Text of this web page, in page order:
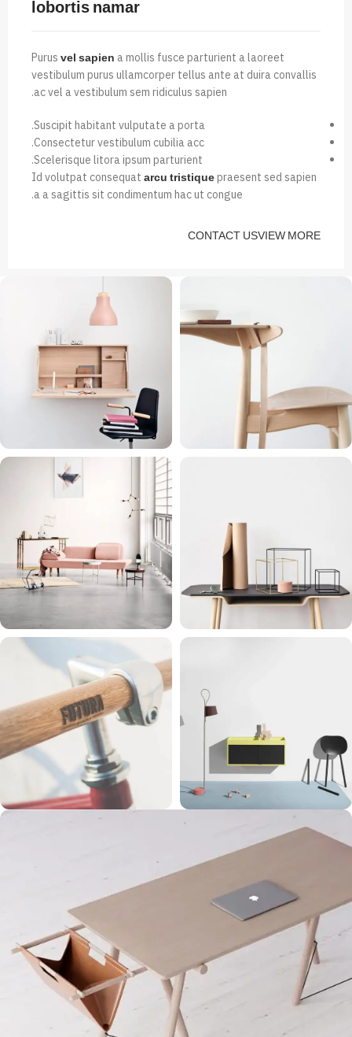
lobortis namar
Purus vel sapien a mollis fusce parturient a laoreet
vestibulum purus ullamcorper tellus ante at duira convallis
ac vel a vestibulum sem ridiculus sapien.
Suscipit habitant vulputate a porta.
Consectetur vestibulum cubilia acc.
Scelerisque litora ipsum parturient.
Id volutpat consequat arcu tristique praesent sed sapien
a a sagittis sit condimentum hac ut congue.
VIEW MORE
CONTACT US